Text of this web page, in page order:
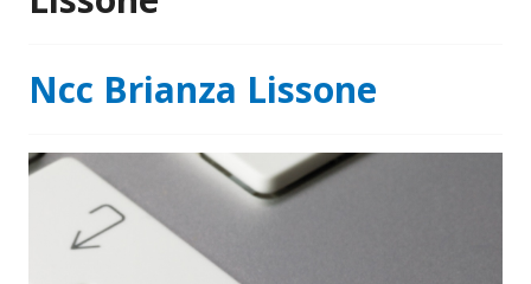
Ncc Brianza Lissone